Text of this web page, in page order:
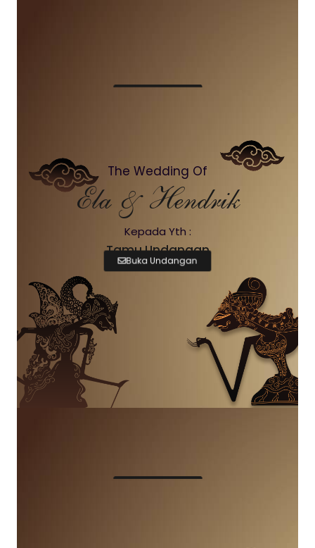
The Wedding Of
Ela & Hendrik
Kepada Yth :
Tamu Undangan
Buka Undangan